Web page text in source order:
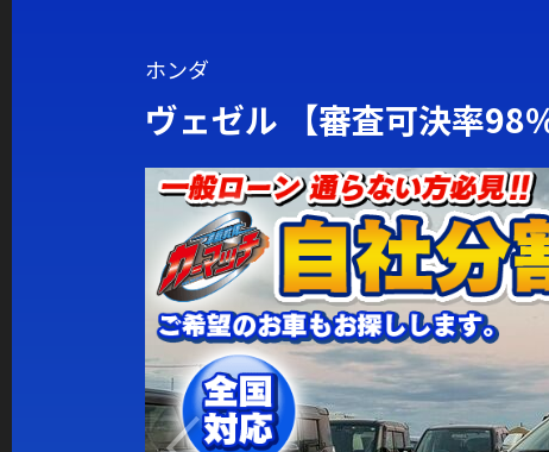
ホンダ
ヴェゼル 【審査可決率